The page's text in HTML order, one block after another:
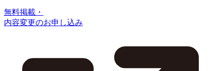
無料掲載・
内容変更のお申し込み